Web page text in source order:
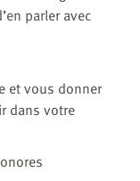
parler avec
et vous donner
dans votre